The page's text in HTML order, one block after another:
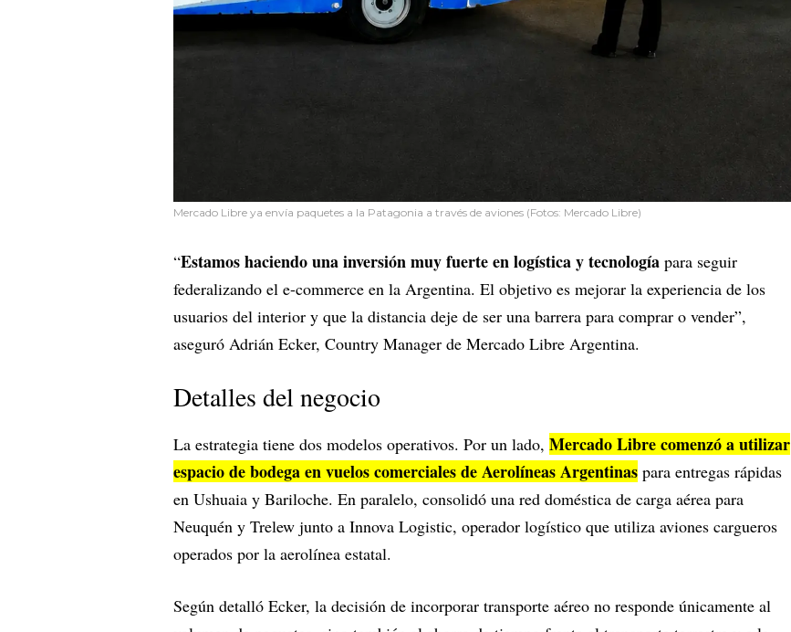
Mercado Libre ya envía paquetes a la Patagonia a través de aviones (Fotos: Mercado Libre)
“Estamos haciendo una inversión muy fuerte en logística y tecnología para seguir
federalizando el e-commerce en la Argentina. El objetivo es mejorar la experiencia de los
usuarios del interior y que la distancia deje de ser una barrera para comprar o vender”,
aseguró Adrián Ecker, Country Manager de Mercado Libre Argentina.
Detalles del negocio
La estrategia tiene dos modelos operativos. Por un lado, Mercado Libre comenzó a utilizar
espacio de bodega en vuelos comerciales de Aerolíneas Argentinas para entregas rápidas
en Ushuaia y Bariloche. En paralelo, consolidó una red doméstica de carga aérea para
Neuquén y Trelew junto a Innova Logistic, operador logístico que utiliza aviones cargueros
operados por la aerolínea estatal.
Según detalló Ecker, la decisión de incorporar transporte aéreo no responde únicamente al